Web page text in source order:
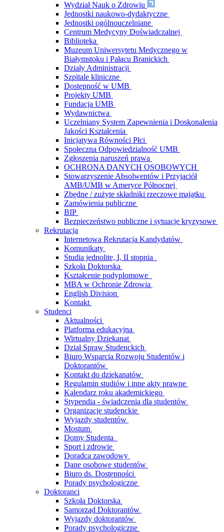
Wydział Nauk o Zdrowiu
Jednostki naukowo-dydaktyczne
Jednostki ogólnouczelniane
Centrum Medycyny Doświadczalnej
Biblioteka
Muzeum Uniwersytetu Medycznego w
Białymstoku i Pałacu Branickich
Działy Administracji
Szpitale kliniczne
Dostępność w UMB
Projekty UMB
Fundacja UMB
Wydawnictwa
Uczelniany System Zapewnienia i Doskonalenia
Jakości Kształcenia
Inicjatywa Równości Płci
Społeczna Odpowiedzialność UMB
Zgłoszenia naruszeń prawa
OCHRONA DANYCH OSOBOWYCH
Stowarzyszenie Absolwentów i Przyjaciół
AMB/UMB w Ameryce Północnej
Zbędne / zużyte składniki rzeczowe majątku
Zamówienia publiczne
BIP
Bezpieczeństwo publiczne i sytuacje kryzysowe
Rekrutacja
Internetowa Rekrutacja Kandydatów
Komunikaty
Studia jednolite, I, II stopnia
Szkoła Doktorska
Kształcenie podyplomowe
MBA w Ochronie Zdrowia
English Division
Kontakt
Studenci
Aktualności
Platforma edukacyjna
Wirtualny Dziekanat
Dział Spraw Studenckich
Biuro Wsparcia Rozwoju Studentów i
Doktorantów
Kontakt do dziekanatów
Regulamin studiów i inne akty prawne
Kalendarz roku akademickiego
Stypendia - świadczenia dla studentów
Organizacje studenckie
Wyjazdy studentów
Mostum
Domy Studenta
Sport i zdrowie
Doradca zawodowy
Dane osobowe studentów
Biuro ds. Dostępności
Porady psychologiczne
Doktoranci
Szkoła Doktorska
Samorząd Doktorantów
Wyjazdy doktorantów
Porady psychologiczne